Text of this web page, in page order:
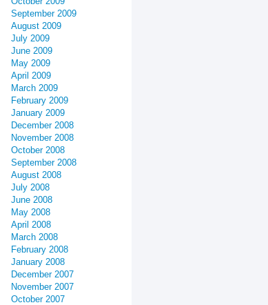
September 2009
August 2009
July 2009
June 2009
May 2009
April 2009
March 2009
February 2009
January 2009
December 2008
November 2008
October 2008
September 2008
August 2008
July 2008
June 2008
May 2008
April 2008
March 2008
February 2008
January 2008
December 2007
November 2007
October 2007